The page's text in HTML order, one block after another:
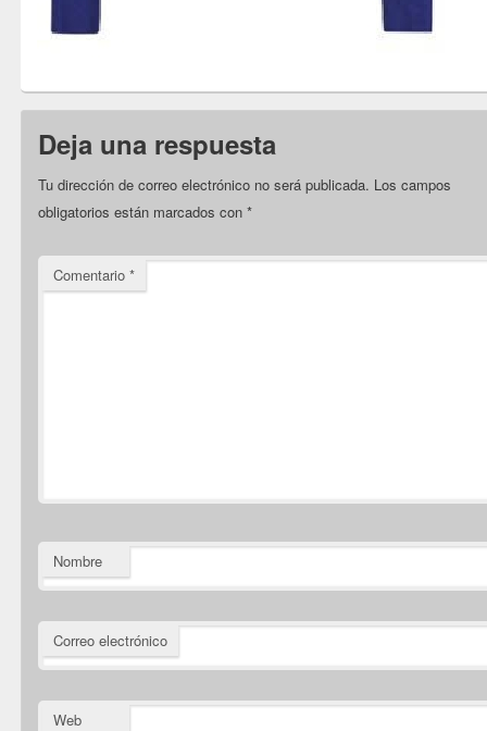
Deja una respuesta
Tu dirección de correo electrónico no será publicada. Los campos
obligatorios están marcados con*
Comentario*
Nombre
Correo electrónico
Web